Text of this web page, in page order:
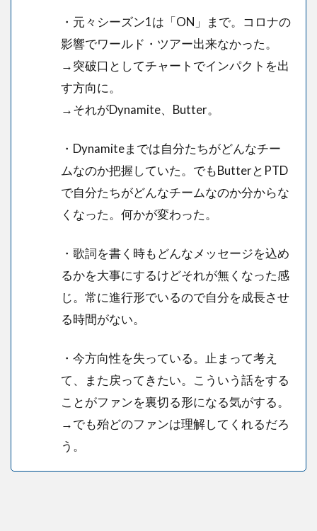
・元々シーズン1は「ON」まで。コロナの
影響でワールド・ツアー出来なかった。
→突破口としてチャートでインパクトを出
す方向に。
→それがDynamite、Butter。
・Dynamiteまでは自分たちがどんなチー
ムなのか把握していた。でもButterとPTD
で自分たちがどんなチームなのか分からな
くなった。何かが変わった。
・歌詞を書く時もどんなメッセージを込め
るかを大事にするけどそれが無くなった感
じ。常に進行形でいるので自分を成長させ
る時間がない。
・今方向性を失っている。止まって考え
て、また戻ってきたい。こういう話をする
ことがファンを裏切る形になる気がする。
→でも殆どのファンは理解してくれるだろ
う。